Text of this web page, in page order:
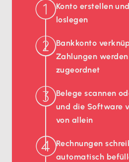
Konto erstellen
loslegen
Bankkonto
Zahlungen
zugeordnet
Belege scannen
und die Software
von allein
Rechnungen
automatisch